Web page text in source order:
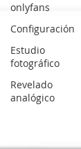
onlyfans
Configuración
Estudio
fotográfico
Revelado
analógico